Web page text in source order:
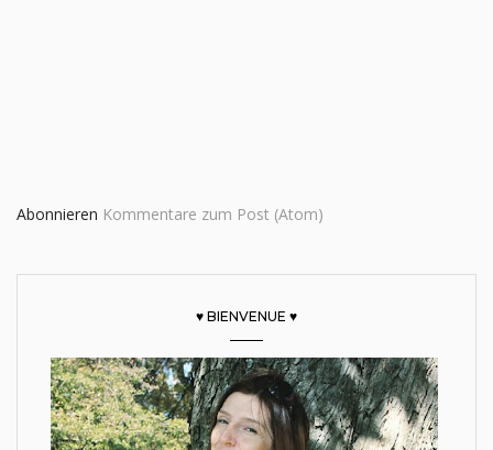
Abonnieren Kommentare zum Post (Atom)
♥ BIENVENUE ♥